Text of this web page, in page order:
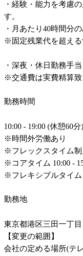
・経験・能力を考慮
す。
・月あたり40時間分
※固定残業代を超え
・深夜・休日勤務手
※交通費は実費精算致
勤務時間
10:00 - 19:00 (休憩60分)
※時間外労働あり
※フレックスタイム制
※コアタイム 10:00 -
※フレキシブルタイム
勤務地
東京都港区三田一丁
【変更の範囲】
会社の定める場所(テ